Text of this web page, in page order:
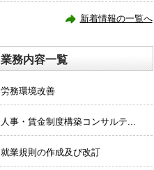
新着情報の一覧へ
業務内容一覧
労務環境改善
人事・賃金制度構築コンサルテ...
就業規則の作成及び改訂